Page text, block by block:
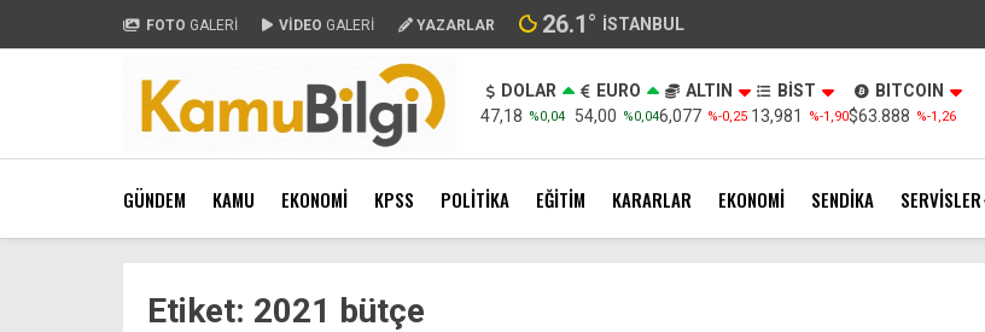
FOTO GALERİ VİDEO GALERİ YAZARLAR 26.1° İSTANBUL
DOLAR
47,18 %0,04
EURO
54,00 %0,04
ALTIN
6,077 %-0,25
BİST
13,981
%-1,90
BITCOIN
$63.888 %-1,26
GÜNDEM KAMU EKONOMİ KPSS POLİTİKA EĞİTİM KARARLAR EKONOMİ SENDİKA SERVİSLER
Etiket: 2021 bütçe